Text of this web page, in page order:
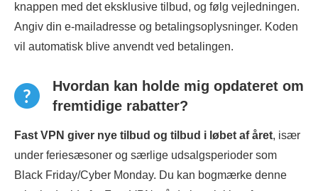
knappen med det eksklusive tilbud, og følg vejledningen.
Angiv din e-mailadresse og betalingsoplysninger. Koden
vil automatisk blive anvendt ved betalingen.
Hvordan kan holde mig opdateret om
fremtidige rabatter?
Fast VPN giver nye tilbud og tilbud i løbet af året, især
under feriesæsoner og særlige udsalgsperioder som
Black Friday/Cyber Monday. Du kan bogmærke denne